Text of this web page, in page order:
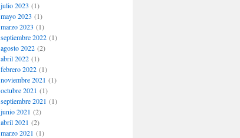
julio 2023 (1)
mayo 2023 (1)
marzo 2023 (1)
septiembre 2022(1)
agosto 2022(2)
abril 2022(1)
febrero 2022(1)
noviembre 2021 (1)
octubre 2021 (1)
septiembre 2021 (1)
junio 2021 (2)
abril 2021 (2)
marzo 2021 (1)